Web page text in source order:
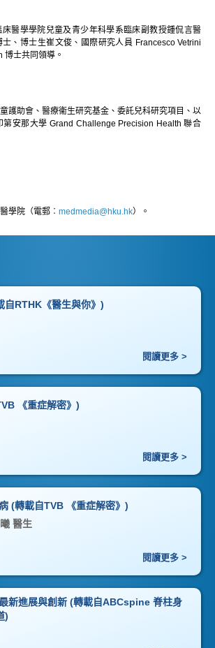
醫學學院兒童及青少年科學系臨床副教授鍾侃言醫
、博士生崔文俊、國際研究人員 Francesco Vetrini
博士共同領導。
護助會、醫療衞生研究基金、委託兒科研究項目、以
第安那大學 Grand Challenge Precision Health 聯合
學院（電郵︰ medmedia@hku.hk）。
自RTHK《醫生與你》)
閱讀更多 >
《重症解密》)
閱讀更多 >
(轉載自TVB 《重症解密》)
醫生
閱讀更多 >
新進展與創新 (轉載自ABCspine 脊柱身
)